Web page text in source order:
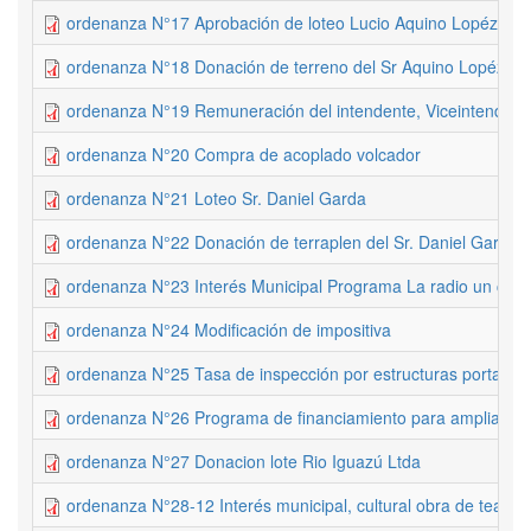
ordenanza N°17 Aprobación de loteo Lucio Aquino Lopéz
ordenanza N°18 Donación de terreno del Sr Aquino Lopéz a
ordenanza N°19 Remuneración del intendente,
ordenanza N°20 Compra de acoplado volcador
ordenanza N°21 Loteo Sr. Daniel Garda
ordenanza N°22 Donación de terraplen del Sr. Daniel
ordenanza N°23 Interés Municipal Programa La radio un
ordenanza N°24 Modificación de impositiva
ordenanza N°25 Tasa de inspección por estructuras
ordenanza N°26 Programa de financiamiento para
ordenanza N°27 Donacion lote Rio Iguazú Ltda
ordenanza N°28-12 Interés municipal, cultural obra de teatro